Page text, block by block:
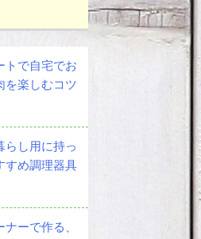
トで自宅でお
を楽しむコツ
らし用に持っ
すめ調理器具
ーで作る、